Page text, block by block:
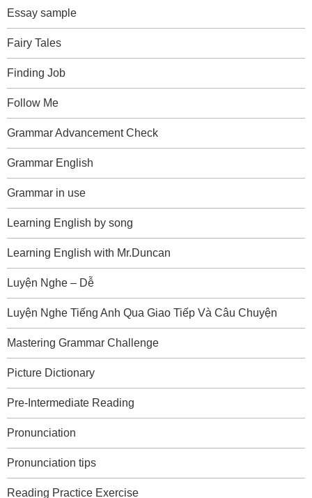
Essay sample
Fairy Tales
Finding Job
Follow Me
Grammar Advancement Check
Grammar English
Grammar in use
Learning English by song
Learning English with Mr.Duncan
Luyện Nghe – Dễ
Luyện Nghe Tiếng Anh Qua Giao Tiếp Và Câu Chuyện
Mastering Grammar Challenge
Picture Dictionary
Pre-Intermediate Reading
Pronunciation
Pronunciation tips
Reading Practice Exercise